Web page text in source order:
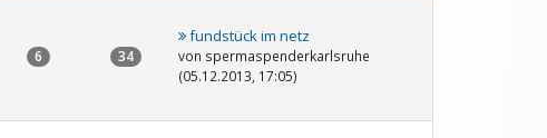
6 34
fundstück im netz
von spermaspenderkarlsruhe
(05.12.2013, 17:05)